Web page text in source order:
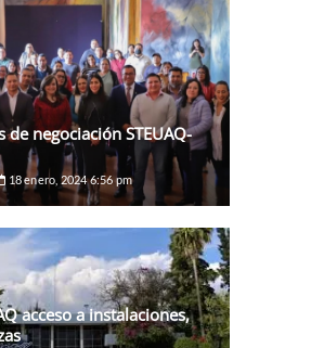
de negociación STEUAQ-
18 enero, 2024 6:56 pm
acceso a instalaciones,